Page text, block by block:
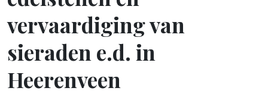
vervaardiging van
sieraden e.d. in
Heerenveen